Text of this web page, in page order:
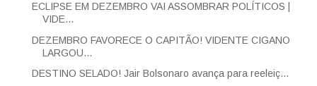
ECLIPSE EM DEZEMBRO VAI ASSOMBRAR POLÍTICOS |
VIDE...
DEZEMBRO FAVORECE O CAPITÃO! VIDENTE CIGANO
LARGOU...
DESTINO SELADO! Jair Bolsonaro avança para reeleiç...